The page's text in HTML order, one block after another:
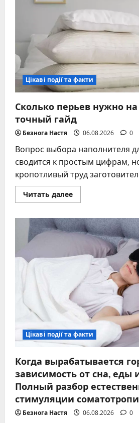
Цікаві події та факти
Сколько перьев нужно
точный гайд
Безнога Настя 06.08.2026 0
Вопрос выбора наполнителя
сводится к простым цифрам,
кропотливый труд
Читать далееПрочитать
больше
перьев
нужно
на
подушку
точный
Цікаві події та факти
Когда вырабатывается
зависимость от сна, еды
Полный разбор
стимуляции
Безнога Настя 06.08.2026 0